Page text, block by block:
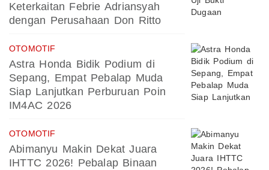
Keterkaitan Febrie Adriansyah
dengan Perusahaan Don Ritto
OTOMOTIF
Astra Honda Bidik Podium di
Sepang, Empat Pebalap Muda
Siap Lanjutkan Perburuan Poin
IM4AC 2026
OTOMOTIF
Abimanyu Makin Dekat Juara
IHTTC 2026! Pebalap Binaan